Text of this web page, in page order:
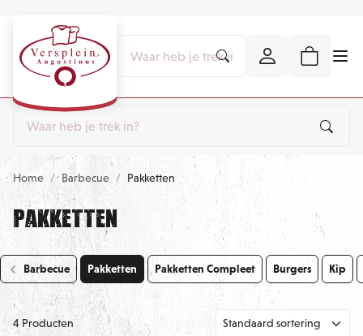
Home Barbecue Pakketten
Pakketten
Barbecue Pakketten Pakketten Compleet Burgers Kip
4 Producten